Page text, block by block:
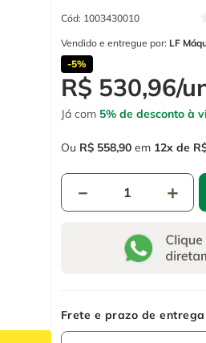
Cód: 1003430010
Vendido e entregue por: LF
-5%
R$ 530,96/
Já com 5% de desconto à
Ou R$ 558,90 em 12
＋
－